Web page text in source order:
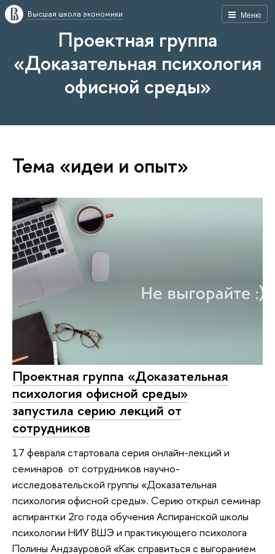
Меню
Высшая школа экономики
Проектная группа
«Доказательная психология
офисной среды»
Тема «идеи и опыт»
Проектная группа «Доказательная
психология офисной среды»
запустила серию лекций от
сотрудников
17 февраля стартовала серия онлайн-лекций и
семинаров от сотрудников научно-
исследовательской группы «Доказательная
психология офисной среды». Серию открыл семинар
аспирантки 2го года обучения Аспиранской школы
психологии НИУ ВШЭ и практикующего психолога
Полины Андзауровой «Как справиться с выгоранием